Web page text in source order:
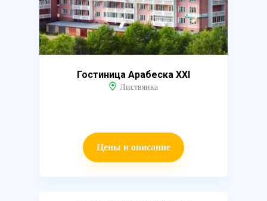
Гостиница Арабеска XXI
Листвянка
Цены и описание